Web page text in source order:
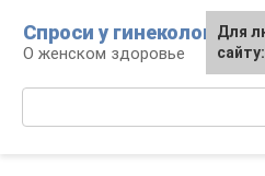
контенту
Спроси у гинеколога
О женском здоровье
Для